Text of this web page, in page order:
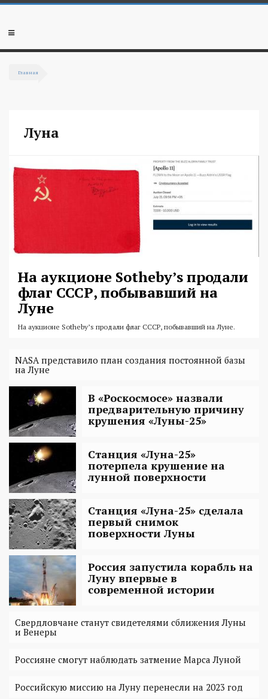
Перейти к основному содержанию
Мобильное
Главная
Луна
На аукционе Sotheby’s продали
флаг СССР, побывавший на
Луне
На аукционе Sotheby’s продали флаг СССР, побывавший на Луне.
NASA представило план создания постоянной базы
на Луне
В «Роскосмосе» назвали
предварительную причину
крушения «Луны-25»
Станция «Луна-25»
потерпела крушение на
лунной поверхности
Станция «Луна-25» сделала
первый снимок
поверхности Луны
Россия запустила корабль на
Луну впервые в
современной истории
Свердловчане станут свидетелями сближения Луны
и Венеры
Россияне смогут наблюдать затмение Марса Луной
Российскую миссию на Луну перенесли на 2023 год